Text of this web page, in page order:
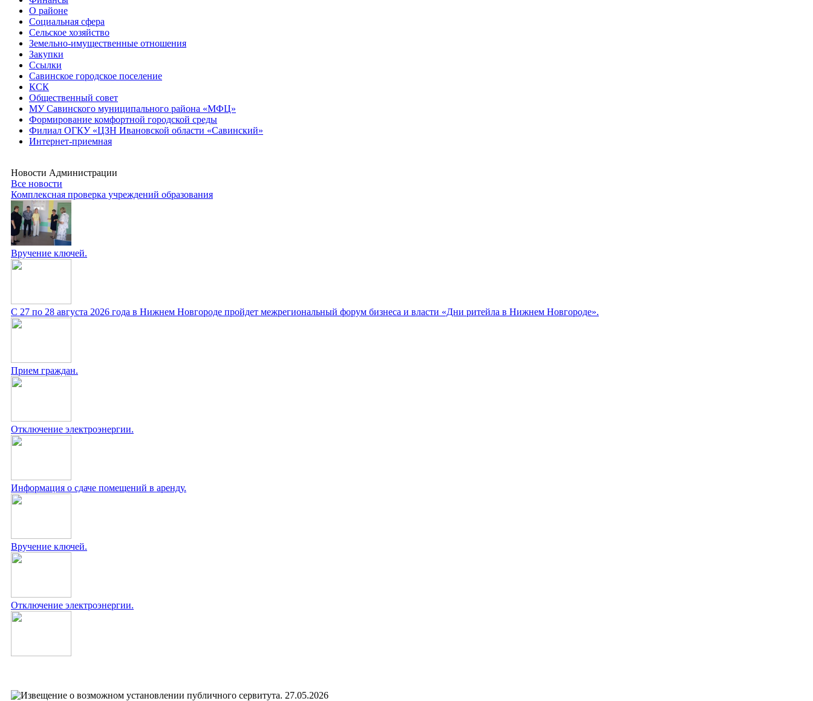
О районе
Социальная сфера
Сельское хозяйство
Земельно-имущественные отношения
Закупки
Ссылки
Савинское городское поселение
КСК
Общественный совет
МУ Савинского муниципального района «МФЦ»
Формирование комфортной городской среды
Филиал ОГКУ «ЦЗН Ивановской области «Савинский»
Интернет-приемная
Новости Администрации
Все новости
Комплексная проверка учреждений образования
Вручение ключей.
С 27 по 28 августа 2026 года в Нижнем Новгороде пройдет межрегиональный форум бизнеса и власти «Дни ритейла в Нижнем Новгороде».
Прием граждан.
Отключение электроэнергии.
Информация о сдаче помещений в аренду.
Вручение ключей.
Отключение электроэнергии.
27.05.2026